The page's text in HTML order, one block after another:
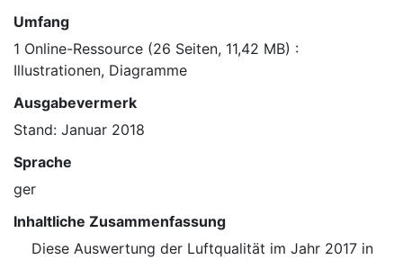
Umfang
1 Online-Ressource (26 Seiten, 11,42 MB) :
Illustrationen, Diagramme
Ausgabevermerk
Stand: Januar 2018
Sprache
ger
Inhaltliche Zusammenfassung
Diese Auswertung der Luftqualität im Jahr 2017 in